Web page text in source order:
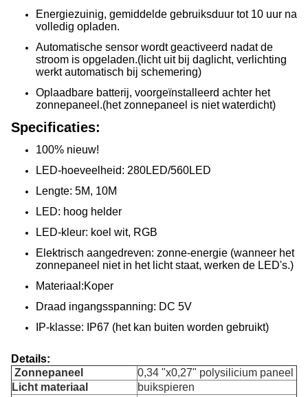
Energiezuinig, gemiddelde gebruiksduur tot 10 uur na
volledig opladen.
Automatische sensor wordt geactiveerd nadat de
stroom is opgeladen.(licht uit bij daglicht, verlichting
werkt automatisch bij schemering)
Oplaadbare batterij, voorgeïnstalleerd achter het
zonnepaneel.(het zonnepaneel is niet waterdicht)
Specificaties:
100% nieuw!
LED-hoeveelheid: 280LED/560LED
Lengte: 5M, 10M
LED: hoog helder
LED-kleur: koel wit, RGB
Elektrisch aangedreven: zonne-energie (wanneer het
zonnepaneel niet in het licht staat, werken de LED's.)
Materiaal:Koper
Draad ingangsspanning: DC 5V
IP-klasse: IP67 (het kan buiten worden gebruikt)
Details:
Zonnepaneel
0,34 "x0,27" polysilicium paneel
Licht materiaal
buikspieren